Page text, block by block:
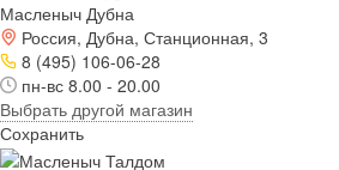
Масленыч Дубна
Россия, Дубна, Станционная, 3
8 (495) 106-06-28
пн-вс 8.00 - 20.00
Выбрать другой магазин
Сохранить